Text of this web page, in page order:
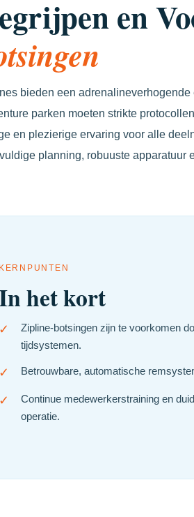
en
bieden een
parken moeten strikte
en plezierige ervaring voor alle
planning, robuuste apparatuur
KERNPUNTEN
het kort
✓
Zipline-botsingen zijn te voorkomen
tijdsystemen.
✓ Betrouwbare, automatische
✓
Continue medewerkerstraining en
operatie.